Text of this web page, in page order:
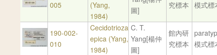
005
(Yang,
1984)
圖]
究標本
模式標
190-002-
010
Cecidotrioza
epica (Yang,
1984)
C. T.
Yang[楊仲
圖]
館內研
究標本
模式標